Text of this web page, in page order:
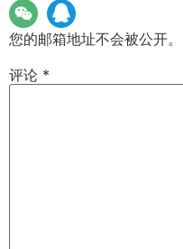
您的邮箱地址不会被公开。
评论 *